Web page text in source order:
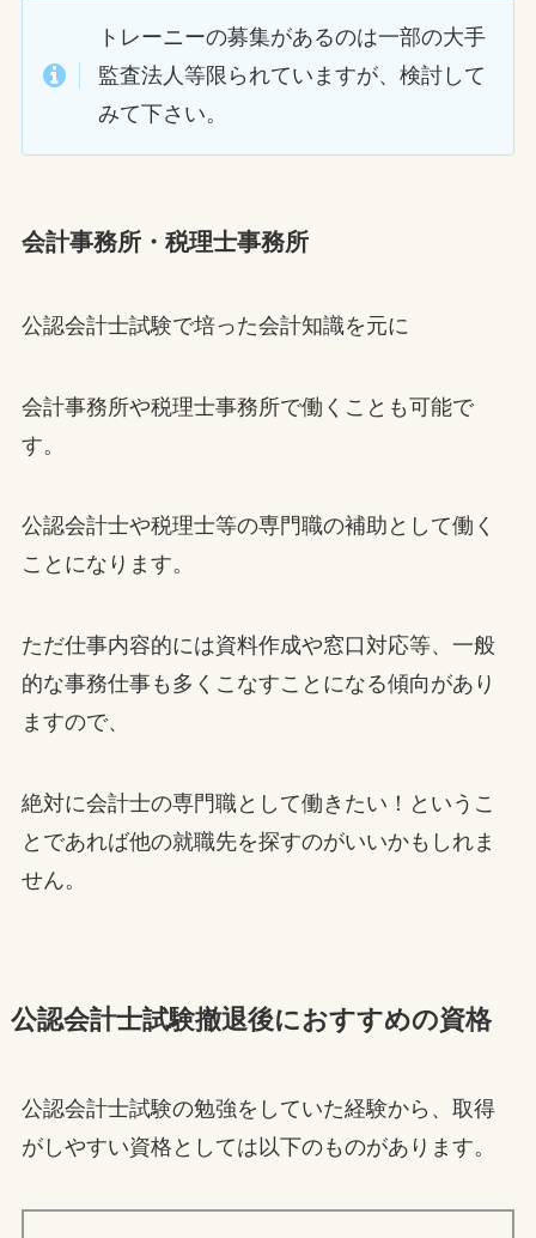
トレーニーの募集があるのは一部の大手
監査法人等限られていますが、検討して
みて下さい。
会計事務所・税理士事務所
公認会計士試験で培った会計知識を元に
会計事務所や税理士事務所で働くことも可能で
す。
公認会計士や税理士等の専門職の補助として働く
ことになります。
ただ仕事内容的には資料作成や窓口対応等、一般
的な事務仕事も多くこなすことになる傾向があり
ますので、
絶対に会計士の専門職として働きたい！というこ
とであれば他の就職先を探すのがいいかもしれま
せん。
公認会計士試験撤退後におすすめの資格
公認会計士試験の勉強をしていた経験から、取得
がしやすい資格としては以下のものがあります。